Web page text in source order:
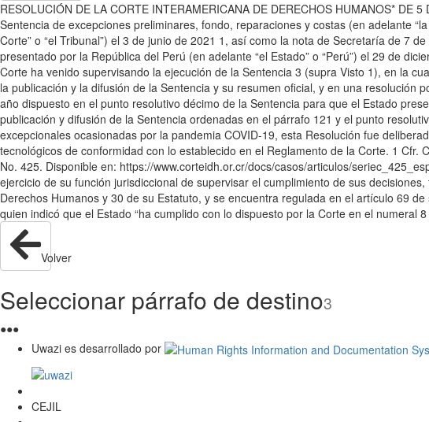
RESOLUCIÓN DE LA CORTE INTERAMERICANA DE DERECHOS HUMANOS* DE
Sentencia de excepciones preliminares, fondo, reparaciones y costas (en adelante
Corte” o “el Tribunal”) el 3 de junio de 2021 1, así como la nota de Secretaría de 7
presentado por la República del Perú (en adelante “el Estado” o “Perú”) el 29 de
Corte ha venido supervisando la ejecución de la Sentencia 3 (supra Visto 1), en la
la publicación y la difusión de la Sentencia y su resumen oficial, y en una
año dispuesto en el punto resolutivo décimo de la Sentencia para que el Estado
publicación y difusión de la Sentencia ordenadas en el párrafo 121 y el punto
excepcionales ocasionadas por la pandemia COVID-19, esta Resolución fue
tecnológicos de conformidad con lo establecido en el Reglamento de la Corte. 1
No. 425. Disponible en: https://www.corteidh.or.cr/docs/casos/articulos/
ejercicio de su función jurisdiccional de supervisar el cumplimiento de sus
Derechos Humanos y 30 de su Estatuto, y se encuentra regulada en el artículo 69
quien indicó que el Estado “ha cumplido con lo dispuesto por la Corte en el numeral
Volver
Seleccionar párrafo de destino3
●●●
Uwazi es desarrollado por
CEJIL